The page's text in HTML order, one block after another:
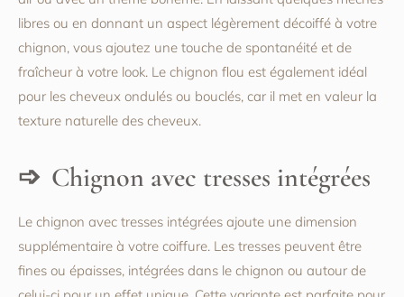
libres ou en donnant un aspect légèrement décoiffé à votre
chignon, vous ajoutez une touche de spontanéité et de
fraîcheur à votre look. Le chignon flou est également idéal
pour les cheveux ondulés ou bouclés, car il met en valeur la
texture naturelle des cheveux.
Chignon avec tresses intégrées
Le chignon avec tresses intégrées ajoute une dimension
supplémentaire à votre coiffure. Les tresses peuvent être
fines ou épaisses, intégrées dans le chignon ou autour de